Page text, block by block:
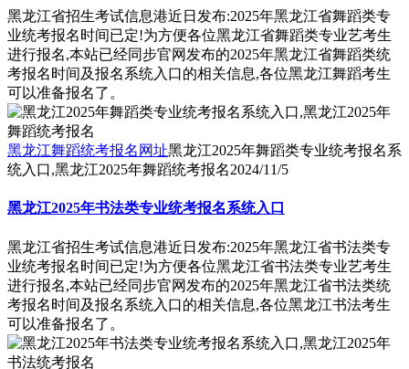
黑龙江省招生考试信息港近日发布:2025年黑龙江省舞蹈类专
业统考报名时间已定!为方便各位黑龙江省舞蹈类专业艺考生
进行报名,本站已经同步官网发布的2025年黑龙江省舞蹈类统
考报名时间及报名系统入口的相关信息,各位黑龙江舞蹈考生
可以准备报名了。
黑龙江舞蹈统考报名网址黑龙江2025年舞蹈类专业统考报名系
统入口,黑龙江2025年舞蹈统考报名2024/11/5
黑龙江2025年书法类专业统考报名系统入口
黑龙江省招生考试信息港近日发布:2025年黑龙江省书法类专
业统考报名时间已定!为方便各位黑龙江省书法类专业艺考生
进行报名,本站已经同步官网发布的2025年黑龙江省书法类统
考报名时间及报名系统入口的相关信息,各位黑龙江书法考生
可以准备报名了。